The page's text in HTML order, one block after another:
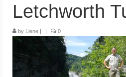
Portugāle
ASV
Letchworth
by Liene | | 0